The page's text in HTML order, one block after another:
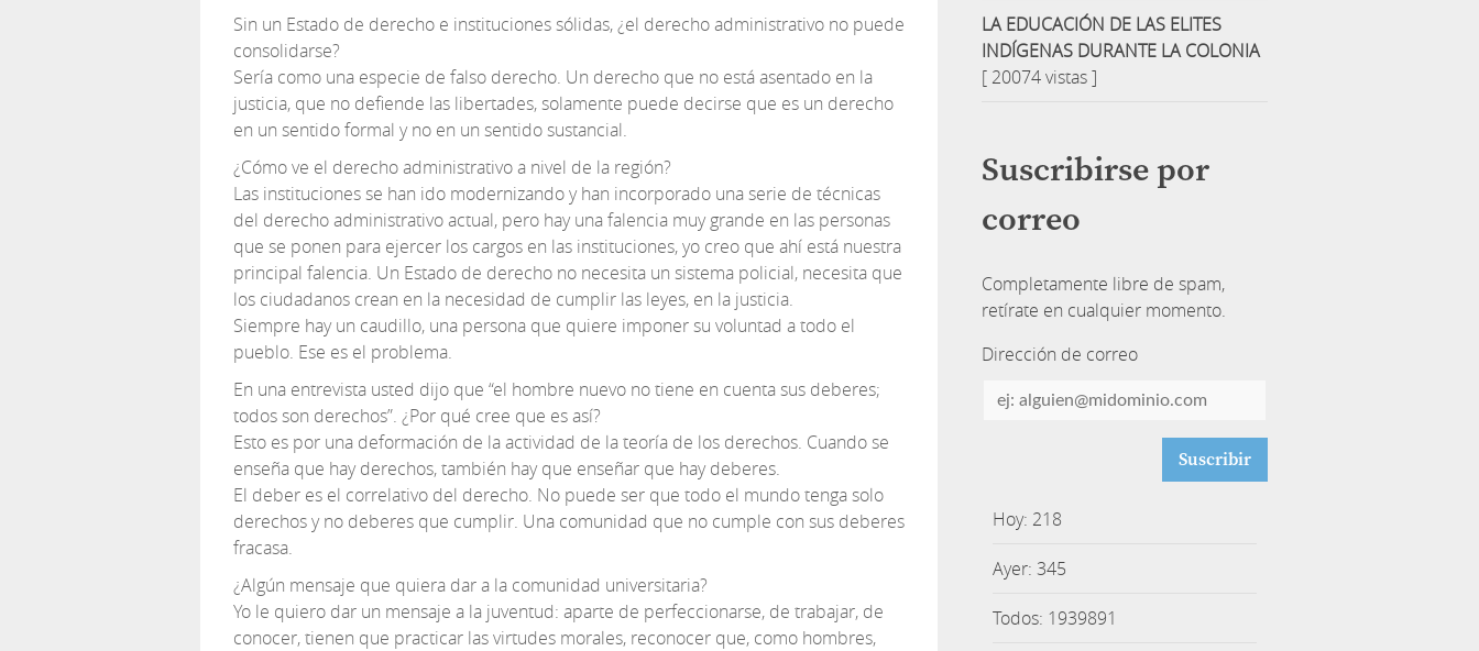
Sin un Estado de derecho e instituciones sólidas, ¿el derecho administrativo no puede
consolidarse?
Sería como una especie de falso derecho. Un derecho que no está asentado en la
justicia, que no defiende las libertades, solamente puede decirse que es un derecho
en un sentido formal y no en un sentido sustancial.
¿Cómo ve el derecho administrativo a nivel de la región?
Las instituciones se han ido modernizando y han incorporado una serie de técnicas
del derecho administrativo actual, pero hay una falencia muy grande en las personas
que se ponen para ejercer los cargos en las instituciones, yo creo que ahí está nuestra
principal falencia. Un Estado de derecho no necesita un sistema policial, necesita que
los ciudadanos crean en la necesidad de cumplir las leyes, en la justicia.
Siempre hay un caudillo, una persona que quiere imponer su voluntad a todo el
pueblo. Ese es el problema.
En una entrevista usted dijo que “el hombre nuevo no tiene en cuenta sus deberes;
todos son derechos”. ¿Por qué cree que es así?
Esto es por una deformación de la actividad de la teoría de los derechos. Cuando se
enseña que hay derechos, también hay que enseñar que hay deberes.
El deber es el correlativo del derecho. No puede ser que todo el mundo tenga solo
derechos y no deberes que cumplir. Una comunidad que no cumple con sus deberes
fracasa.
¿Algún mensaje que quiera dar a la comunidad universitaria?
Yo le quiero dar un mensaje a la juventud: aparte de perfeccionarse, de trabajar, de
conocer, tienen que practicar las virtudes morales, reconocer que, como hombres,
LA EDUCACIÓN DE LAS ELITES
INDÍGENAS DURANTE LA COLONIA
[ 20074 vistas ]
Suscribirse por
correo
Completamente libre de spam,
retírate en cualquier momento.
Dirección de correo
Dirección
Hoy: 218
Ayer: 345
Todos: 1939891